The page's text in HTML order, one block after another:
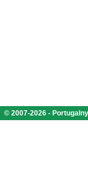
© 2007-2026 -